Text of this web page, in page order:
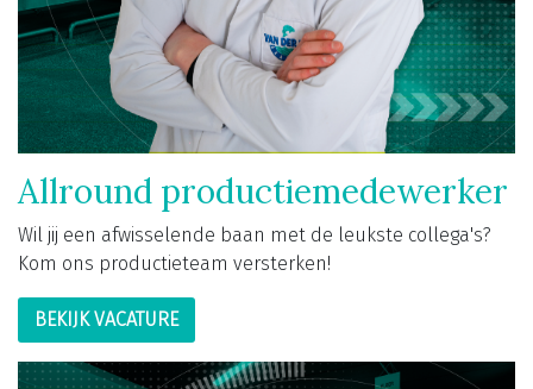
Allround productiemedewerker
Wil jij een afwisselende baan met de leukste collega's?
Kom ons productieteam versterken!
BEKIJK VACATURE